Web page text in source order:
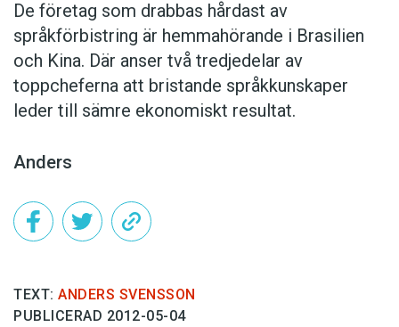
De företag som drabbas hårdast av
språkförbistring är hemmahörande i Brasilien
och Kina. Där anser två tredjedelar av
toppcheferna att bristande språkkunskaper
leder till sämre ekonomiskt resultat.
Anders
TEXT: ANDERS SVENSSON
PUBLICERAD 2012-05-04